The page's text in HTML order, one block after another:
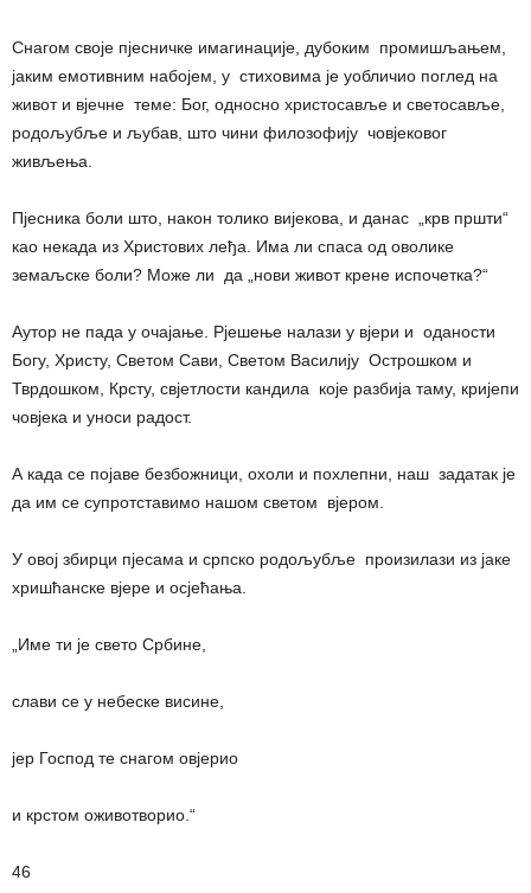
Снагом своје пјесничке имагинације, дубоким промишљањем,
јаким емотивним набојем, у стиховима је уобличио поглед на
живот и вјечне теме: Бог, односно христосавље и светосавље,
родољубље и љубав, што чини филозофију човјековог
живљења.
Пјесника боли што, након толико вијекова, и данас „крв пршти“
као некада из Христових леђа. Има ли спаса од оволике
земаљске боли? Може ли да „нови живот крене испочетка?“
Аутор не пада у очајање. Рјешење налази у вјери и оданости
Богу, Христу, Светом Сави, Светом Василију Острошком и
Тврдошком, Крсту, свјетлости кандила које разбија таму, кријепи
човјека и уноси радост.
А када се појаве безбожници, охоли и похлепни, наш задатак је
да им се супротставимо нашом светом вјером.
У овој збирци пјесама и српско родољубље произилази из јаке
хришћанске вјере и осјећања.
„Име ти је свето Србине,
слави се у небеске висине,
јер Господ те снагом овјерио
и крстом оживотворио.“
46